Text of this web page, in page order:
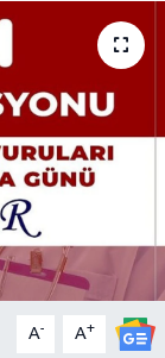
A- A+